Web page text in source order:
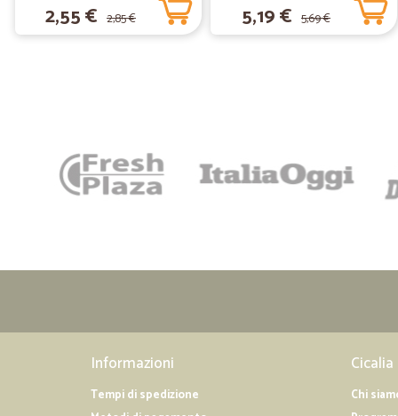
2,55 € 2,85 € 5,19 € 5,69 €
Informazioni
Tempi di spedizione
Cicalia
Chi